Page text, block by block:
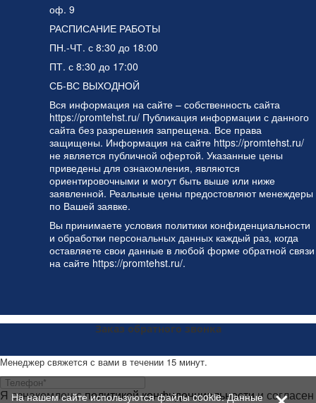
оф. 9
РАСПИСАНИЕ РАБОТЫ
ПН.-ЧТ. с 8:30 до 18:00
ПТ. с 8:30 до 17:00
СБ-ВС ВЫХОДНОЙ
Вся информация на сайте – собственность сайта
https://promtehst.ru/ Публикация информации с данного
сайта без разрешения запрещена. Все права
защищены. Информация на сайте https://promtehst.ru/
не является публичной офертой. Указанные цены
приведены для ознакомления, являются
ориентировочными и могут быть выше или ниже
заявленной. Реальные цены предостовляют менеждеры
по Вашей заявке.
Вы принимаете условия политики конфиденциальности
и обработки персональных данных каждый раз, когда
оставляете свои данные в любой форме обратной связи
на сайте https://promtehst.ru/.
На нашем сайте используются файлы cookie. Данные
Заказ обратного звонка
Менеджер свяжется с вами в течении 15 минут.
Я ознакомлен сполитикой конфиденциальностии согласен